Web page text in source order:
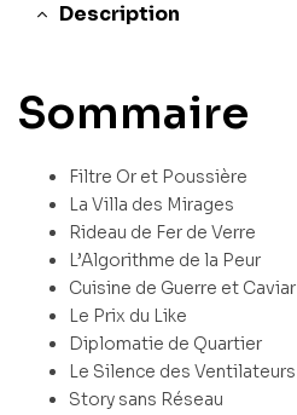
Description
Sommaire
Filtre Or et Poussière
La Villa des Mirages
Rideau de Fer de Verre
L’Algorithme de la Peur
Cuisine de Guerre et Caviar
Le Prix du Like
Diplomatie de Quartier
Le Silence des Ventilateurs
Story sans Réseau